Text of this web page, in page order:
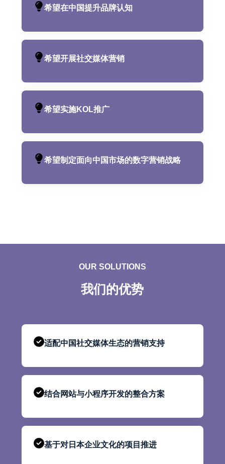
希望在中国提升品牌认知
希望开展社交媒体营销
希望实施KOL推广
希望制定面向中国市场的数字营销战略
OUR SOLUTIONS
我们的优势
适配中国社交媒体生态的营销支持
结合网站与小程序开发的整合方案
基于对日本企业文化的项目推进